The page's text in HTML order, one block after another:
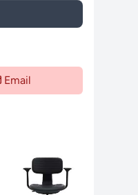
Email